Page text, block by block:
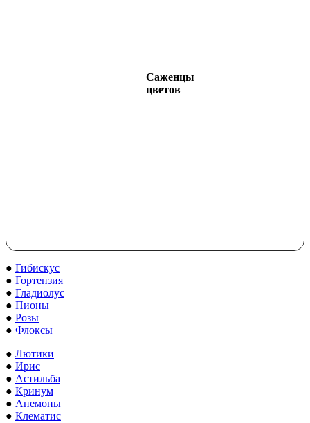
Саженцы
цветов
● Гибискус
● Гортензия
● Гладиолус
● Пионы
● Розы
● Флоксы
● Лютики
● Ирис
● Астильба
● Кринум
● Анемоны
● Клематис